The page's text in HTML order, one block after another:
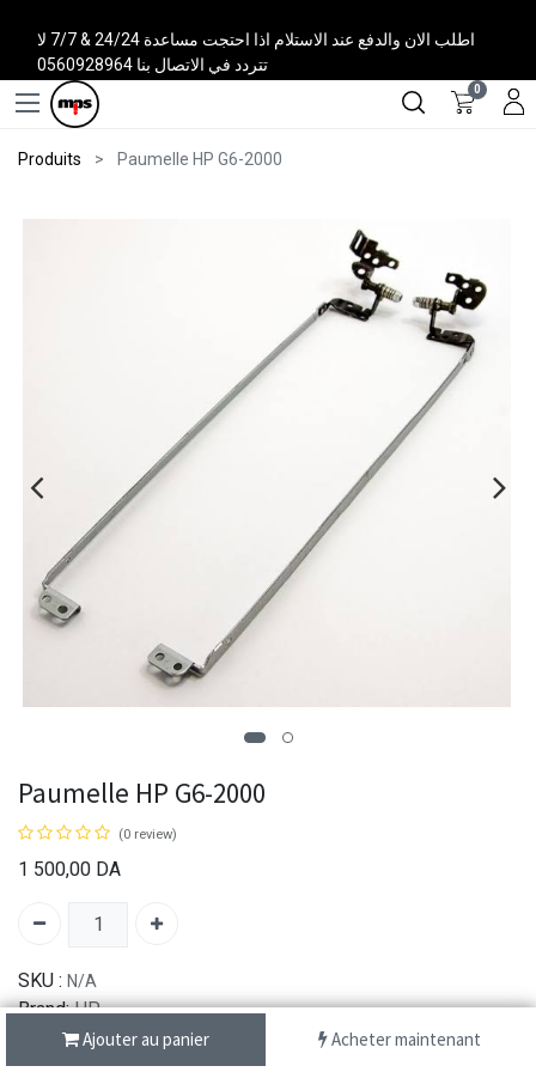
اطلب الان والدفع عند الاستلام اذا احتجت مساعدة 24/24 & 7/7 لا
تتردد في الاتصال بنا 0560928964
0
Produits Paumelle HP G6-2000
Ajouter au panier Acheter maintenant
Paumelle HP G6-2000
(0 review)
1 500,00 DA
SKU : N/A
Brand: HP